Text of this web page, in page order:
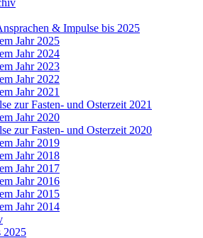
& Impulse bis 2025
Jahr 2025
Jahr 2024
Jahr 2023
Jahr 2022
Jahr 2021
zur Fasten- und Osterzeit 2021
Jahr 2020
zur Fasten- und Osterzeit 2020
Jahr 2019
Jahr 2018
Jahr 2017
Jahr 2016
Jahr 2015
Jahr 2014
2025